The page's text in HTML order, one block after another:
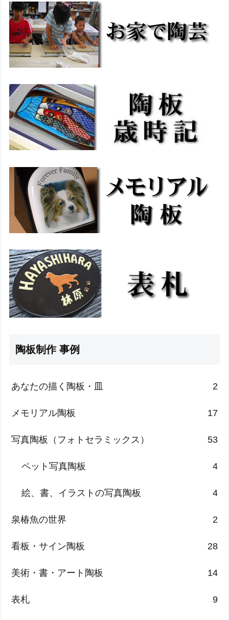
陶板制作 事例
あなたの描く陶板・皿 2
メモリアル陶板 17
写真陶板（フォトセラミックス） 53
ペット写真陶板 4
絵、書、イラストの写真陶板 4
泉椿魚の世界 2
看板・サイン陶板 28
美術・書・アート陶板 14
表札 9